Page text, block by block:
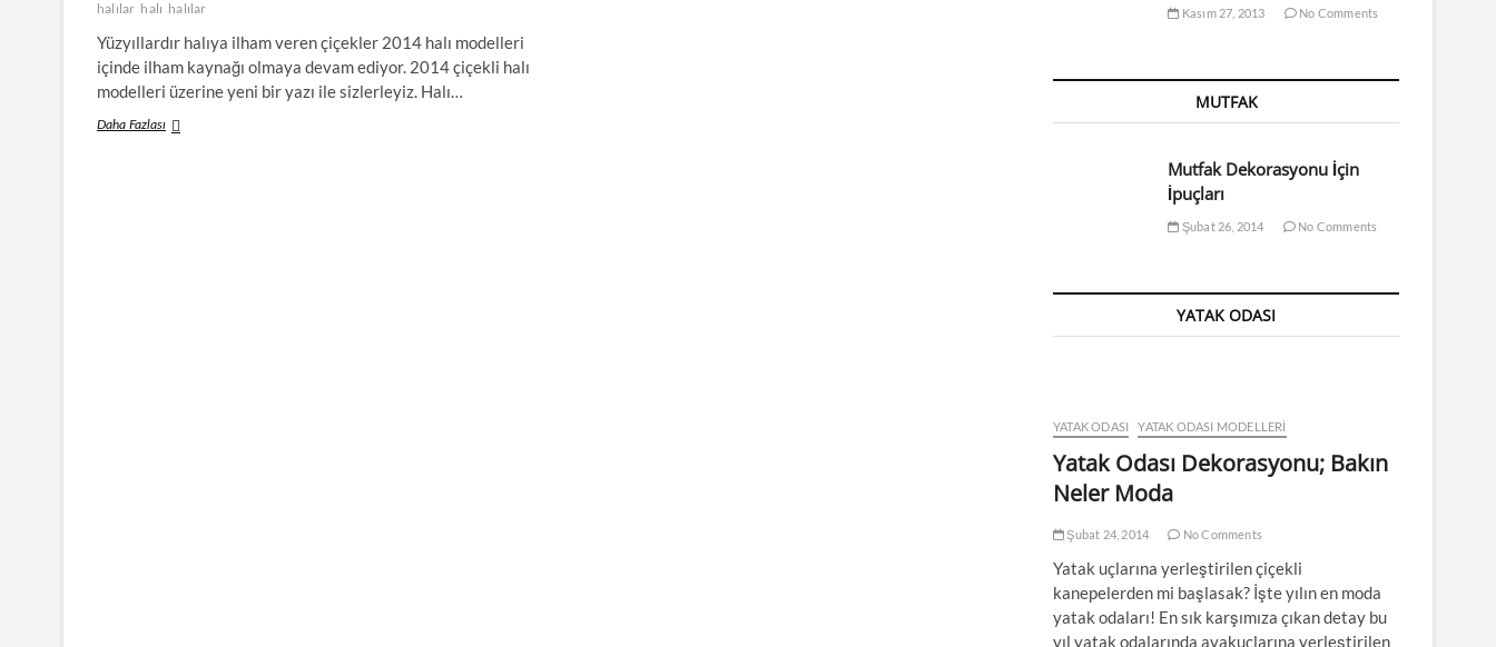
halılar halı halılar
Yüzyıllardır halıya ilham veren çiçekler 2014 halı modelleri
içinde ilham kaynağı olmaya devam ediyor. 2014 çiçekli halı
modelleri üzerine yeni bir yazı ile sizlerleyiz. Halı…
Daha Fazlası2014
Kasım 27, 2013 No Comments
MUTFAK
Mutfak Dekorasyonu İçin
İpuçları
Şubat 26, 2014 No Comments
YATAK ODASI
YATAK ODASI YATAK ODASI MODELLERI
Yatak Odası Dekorasyonu; Bakın
Neler Moda
Şubat 24, 2014 No Comments
Yatak uçlarına yerleştirilen çiçekli
kanepelerden mi başlasak? İşte yılın en moda
yatak odaları! En sık karşımıza çıkan detay bu
yıl yatak odalarında ayakuçlarına yerleştirilen